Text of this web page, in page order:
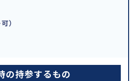
）
の持参するもの